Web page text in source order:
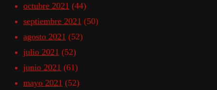
octubre 2021 (44)
septiembre 2021 (50)
agosto 2021 (52)
julio 2021 (52)
junio 2021 (61)
mayo 2021 (52)